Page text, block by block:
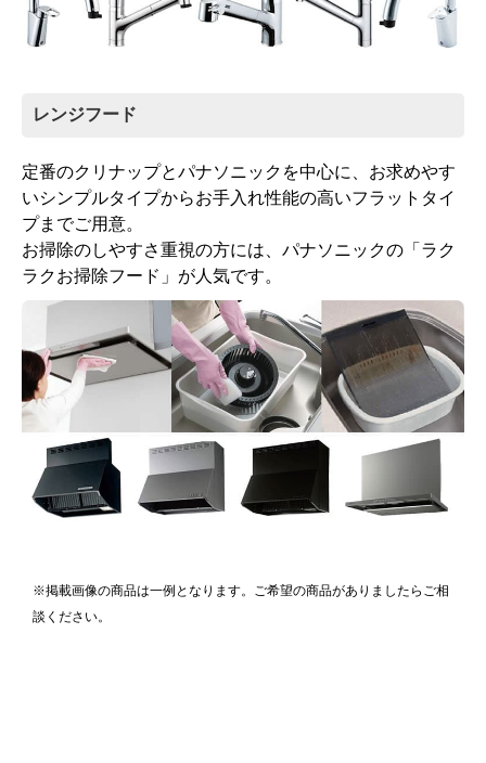
レンジフード
定番のクリナップとパナソニックを中心に、お求めやす
いシンプルタイプからお手入れ性能の高いフラットタイ
プまでご用意。
お掃除のしやすさ重視の方には、パナソニックの「ラク
ラクお掃除フード」が人気です。
※掲載画像の商品は一例となります。ご希望の商品がありましたらご相
談ください。